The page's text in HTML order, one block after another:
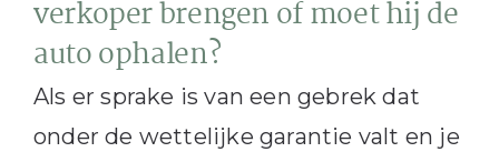
verkoper brengen of moet hij de
auto ophalen?
Als er sprake is van een gebrek dat
onder de wettelijke garantie valt en je